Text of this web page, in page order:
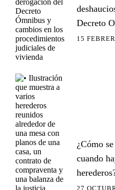
Decreto
15
¿Cómo
cuando
27